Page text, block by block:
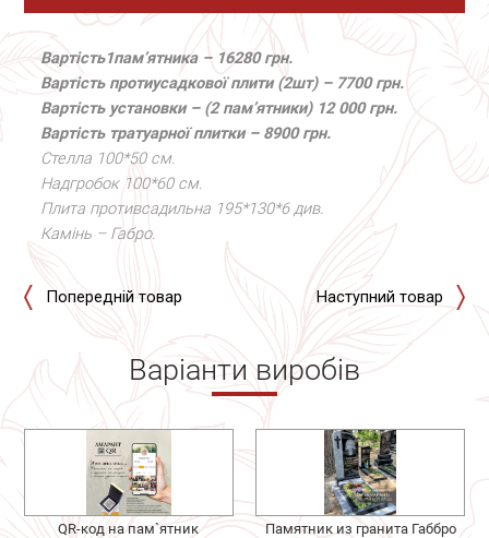
Вартість1пам’ятника – 16280 грн.
Вартість протиусадкової плити (2шт) – 7700 грн.
Вартість установки – (2 пам’ятники) 12 000 грн.
Вартість тратуарної плитки – 8900 грн.
Стелла 100*50 см.
Надгробок 100*60 см.
Плита противсадильна 195*130*6див.
Камінь – Габро.
Попередній товар Наступний товар
Варіанти виробів
QR-код на пам`ятник
Памятник из гранита Габбро